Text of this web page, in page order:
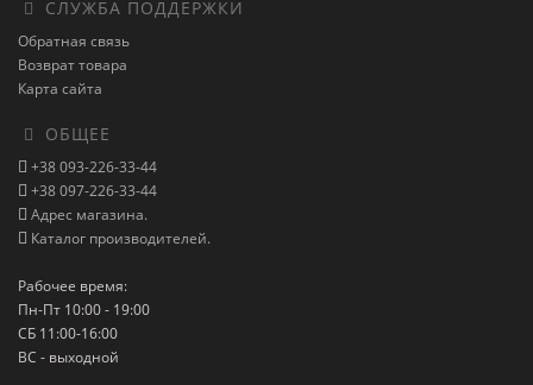
СЛУЖБА ПОДДЕРЖКИ
Обратная связь
Возврат товара
Карта сайта
ОБЩЕЕ
+38 093-226-33-44
+38 097-226-33-44
Адрес магазина.
Каталог производителей.
Рабочее время:
Пн-Пт 10:00 - 19:00
СБ 11:00-16:00
ВС - выходной